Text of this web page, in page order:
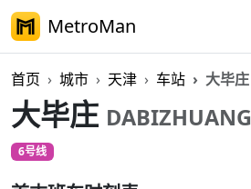
MetroMan
首页 城市 天津 车站 大毕庄
大毕庄 DABIZHUANG
6号线